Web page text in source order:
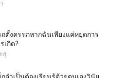
ตั้งครรภหากฉันเพียงแค่หยุดการ
เกิด?
รู้